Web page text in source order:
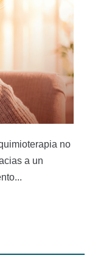
no
a un